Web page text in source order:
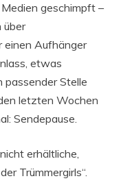
geschimpft –
über
einen Aufhänger
etwas
passender Stelle
letzten Wochen
Sendepause.
erhältliche,
Trümmergirls“.